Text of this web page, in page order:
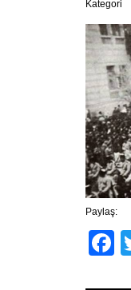
Kategori
Paylaş: